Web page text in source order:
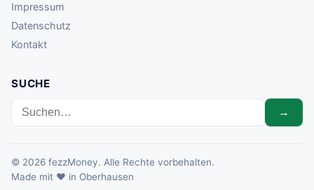
Impressum
Datenschutz
Kontakt
SUCHE
→
© 2026 fezzMoney. Alle Rechte vorbehalten.
Made mit ♥ in Oberhausen